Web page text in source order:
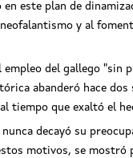
este plan de
y al
del gallego
abanderó hace
tiempo que exaltó el
decayó su
motivos, se